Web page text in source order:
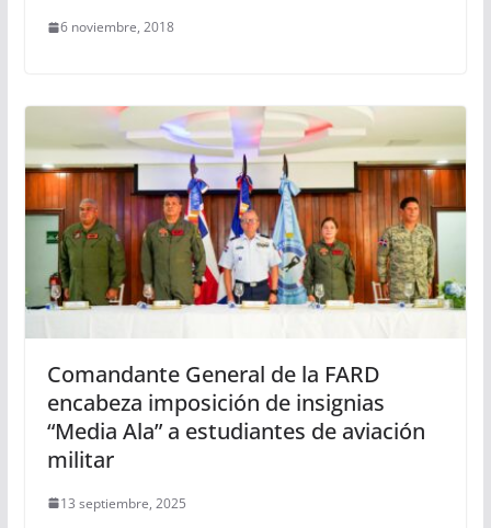
6 noviembre, 2018
Comandante General de la FARD
encabeza imposición de insignias
“Media Ala” a estudiantes de aviación
militar
13 septiembre, 2025